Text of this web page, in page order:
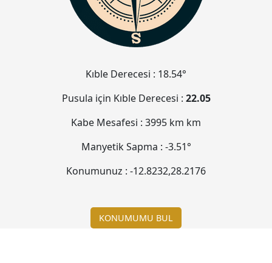
Kıble Derecesi : 18.54°
Pusula için Kıble Derecesi : 22.05
Kabe Mesafesi : 3995 km km
Manyetik Sapma : -3.51°
Konumunuz : -12.8232,28.2176
KONUMUMU BUL